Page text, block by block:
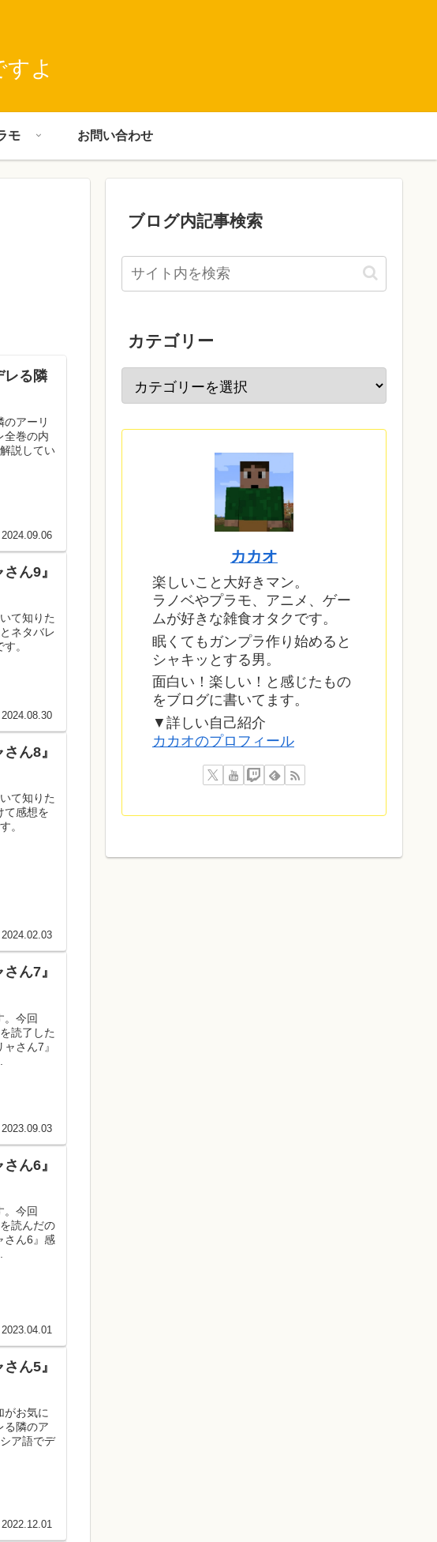
よ
モ お問い合わせ
レる隣
のアーリ
全巻の内
説してい
2024.09.06
ん9』
て知りた
ネタバレ
。
2024.08.30
ん8』
て知りた
て感想を
。
2024.02.03
ん7』
。今回
読了した
さん7』
2023.09.03
ん6』
。今回
読んだの
さん6』感
2023.04.01
ん5』
がお気に
る隣のア
ア語でデ
2022.12.01
ブログ内記事検索
カテゴリー
カカオ
楽しいこと大好きマン。
ラノベやプラモ、アニメ、ゲー
ムが好きな雑食オタクです。
眠くてもガンプラ作り始めると
シャキッとする男。
面白い！楽しい！と感じたもの
をブログに書いてます。
▼詳しい自己紹介
カカオのプロフィール